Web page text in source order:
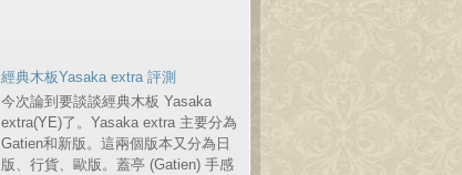
經典木板Yasaka extra 評測
今次論到要談談經典木板 Yasaka
extra(YE)了。Yasaka extra 主要分為
Gatien和新版。這兩個版本又分為日
版、行貨、歐版。蓋亭 (Gatien) 手感